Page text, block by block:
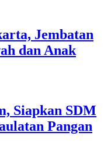
Jembatan
dan Anak
Siapkan SDM
Pangan